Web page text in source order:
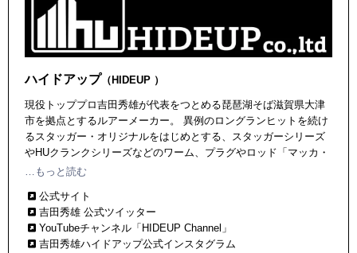
ハイドアップ （HIDEUP ）
現役トッププロ吉田秀雄が代表をつとめる琵琶湖そば滋賀県大津
市を拠点とするルアーメーカー。 異例のロングランヒットを続け
るスタッガー・オリジナルをはじめとする、スタッガーシリーズ
やHUクランクシリーズなどのワーム、プラグやロッド「マッカ・
シリーズ」など、こだわりのアイテムを多数輩出。
…もっと読む
公式サイト
吉田秀雄 公式ツイッター
YouTubeチャンネル「HIDEUP Channel」
吉田秀雄ハイドアップ公式インスタグラム